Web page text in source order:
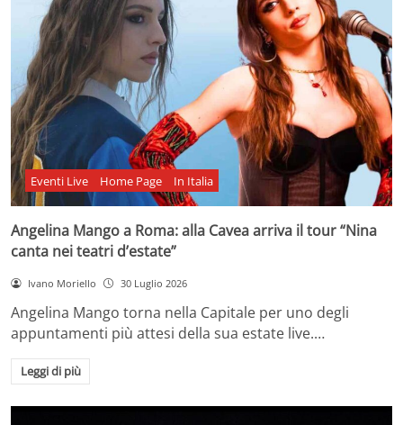
Eventi Live Home Page In Italia
Angelina Mango a Roma: alla Cavea arriva il tour “Nina
canta nei teatri d’estate”
Ivano Moriello 30 Luglio 2026
Angelina Mango torna nella Capitale per uno degli
appuntamenti più attesi della sua estate live.…
Leggi di più